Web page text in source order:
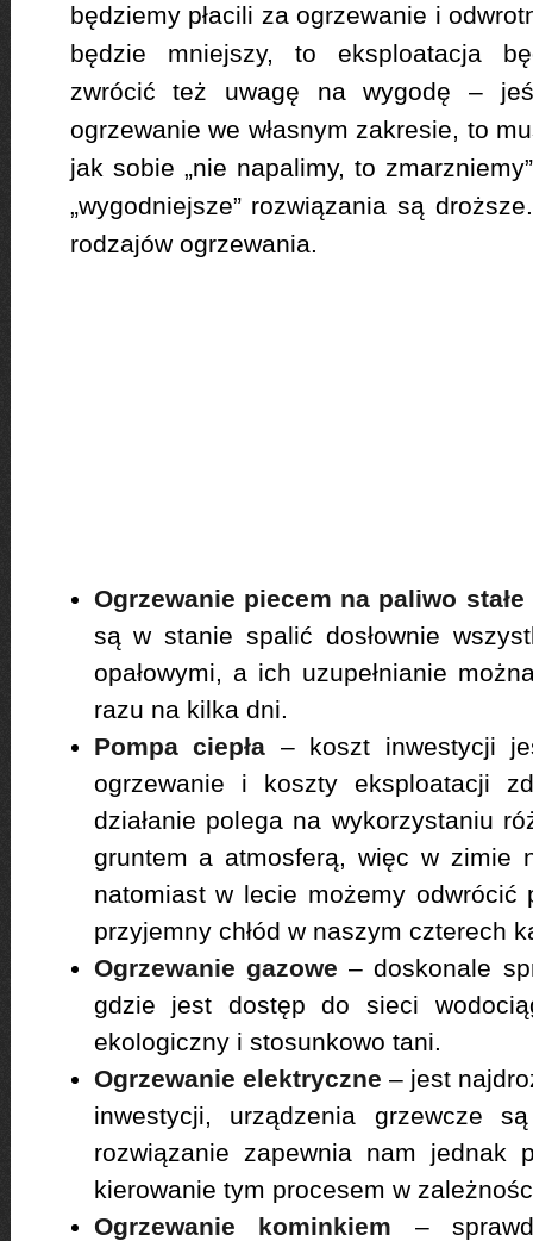
będziemy płacili za ogrzewanie i
będzie mniejszy, to eksploatacja
zwrócić też uwagę na wygodę –
ogrzewanie we własnym zakresie, to
jak sobie „nie napalimy, to
„wygodniejsze” rozwiązania są
rodzajów ogrzewania.
Ogrzewanie piecem na paliwo stałe
są w stanie spalić dosłownie
opałowymi, a ich uzupełnianie
razu na kilka dni.
Pompa ciepła – koszt inwestycji
ogrzewanie i koszty eksploatacji
działanie polega na wykorzystaniu
gruntem a atmosferą, więc w zimie
natomiast w lecie możemy odwrócić
przyjemny chłód w naszym czterech
Ogrzewanie gazowe – doskonale
gdzie jest dostęp do sieci
ekologiczny i stosunkowo tani.
Ogrzewanie elektryczne – jest
inwestycji, urządzenia grzewcze
rozwiązanie zapewnia nam jednak
kierowanie tym procesem w
Ogrzewanie kominkiem –